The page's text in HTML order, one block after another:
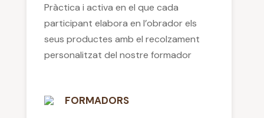
Pràctica i activa en el que cada
participant elabora en l’obrador els
seus productes amb el recolzament
personalitzat del nostre formador
FORMADORS